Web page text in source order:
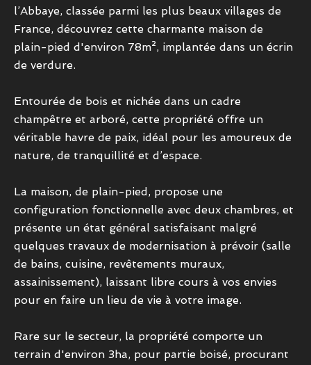
l’Abbaye, classée parmi les plus beaux villages de
France, découvrez cette charmante maison de
plain-pied d'environ 78m², implantée dans un écrin
de verdure.
Entourée de bois et nichée dans un cadre
champêtre et arboré, cette propriété offre un
véritable havre de paix, idéal pour les amoureux de
nature, de tranquillité et d’espace.
La maison, de plain-pied, propose une
configuration fonctionnelle avec deux chambres, et
présente un état général satisfaisant malgré
quelques travaux de modernisation à prévoir (salle
de bains, cuisine, revêtements muraux,
assainissement), laissant libre cours à vos envies
pour en faire un lieu de vie à votre image.
Rare sur le secteur, la propriété comporte un
terrain d'environ 3ha, pour partie boisé, procurant